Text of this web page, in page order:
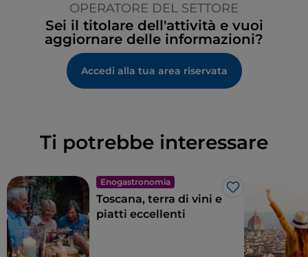
OPERATORE DEL SETTORE
Sei il titolare dell'attività e vuoi
aggiornare delle informazioni?
Accedi alla tua area riservata
Ti potrebbe interessare
Enogastronomia
Like
Toscana, terra di vini e
piatti eccellenti